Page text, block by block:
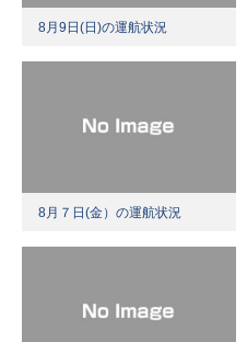
8月9日(日)の運航状況
8月７日(金）の運航状況